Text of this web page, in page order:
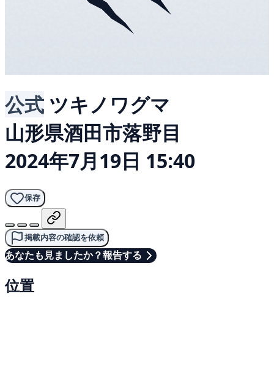
公式 ツキノワグマ
山形県酒田市落野目
2024年7月19日 15:40
保存
掲載内容の確認を依頼
あなたも見ましたか？報告する
位置